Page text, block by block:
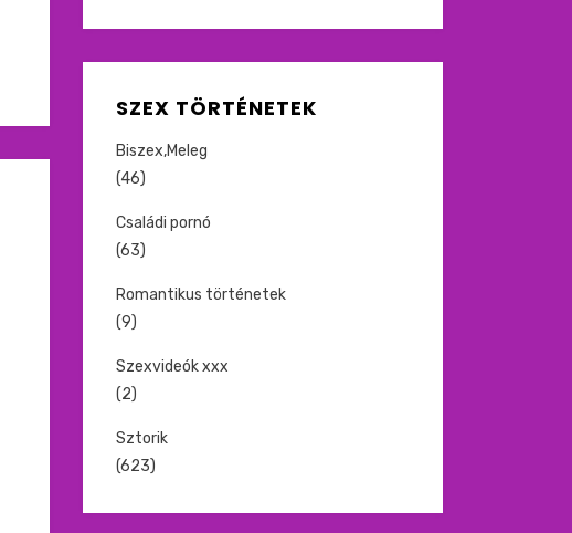
SZEX TÖRTÉNETEK
Biszex,Meleg
(46)
Családi pornó
(63)
Romantikus történetek
(9)
Szexvideók xxx
(2)
Sztorik
(623)